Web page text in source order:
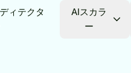
ィテクタ
AIスカラ
ー